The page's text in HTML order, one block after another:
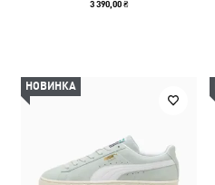
3 390,00 ₴
НОВИНКА